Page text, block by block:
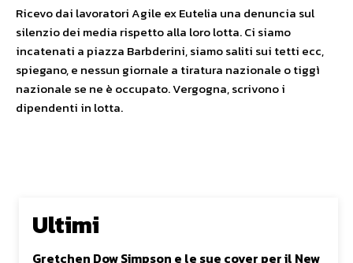
Ricevo dai lavoratori Agile ex Eutelia una denuncia sul
silenzio dei media rispetto alla loro lotta. Ci siamo
incatenati a piazza Barbderini, siamo saliti sui tetti ecc,
spiegano, e nessun giornale a tiratura nazionale o tiggì
nazionale se ne è occupato. Vergogna, scrivono i
dipendenti in lotta.
Ultimi
Gretchen Dow Simpson e le sue cover per il New